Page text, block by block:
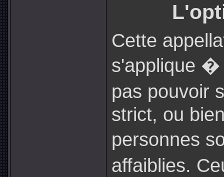
Cette
s'applique �
pas pouvoir
strict, ou
personnes
affaiblies.